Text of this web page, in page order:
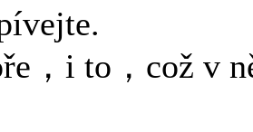
，i to，což v